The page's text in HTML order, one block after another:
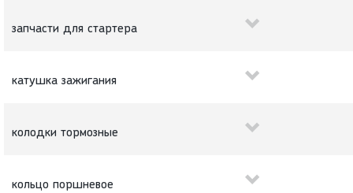
запчасти для стартера
катушка зажигания
колодки тормозные
кольцо поршневое